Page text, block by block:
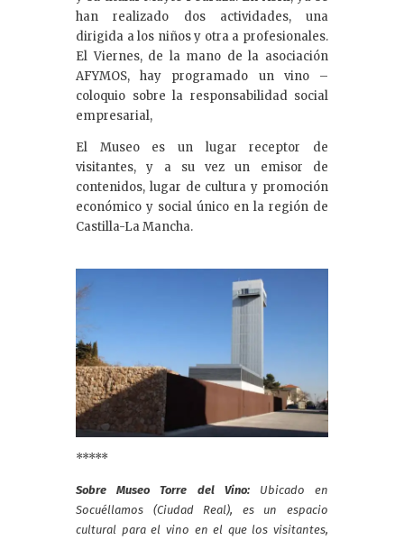
han realizado dos actividades, una
dirigida a los niños y otra a profesionales.
El Viernes, de la mano de la asociación
AFYMOS, hay programado un vino –
coloquio sobre la responsabilidad social
empresarial,
El Museo es un lugar receptor de
visitantes, y a su vez un emisor de
contenidos, lugar de cultura y promoción
económico y social único en la región de
Castilla-La Mancha.
*****
Sobre Museo Torre del Vino:Ubicado en
Socuéllamos (Ciudad Real), es un espacio
cultural para el vino en el que los visitantes,